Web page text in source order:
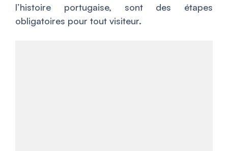
l’histoire portugaise, sont des étapes
obligatoires pour tout visiteur.